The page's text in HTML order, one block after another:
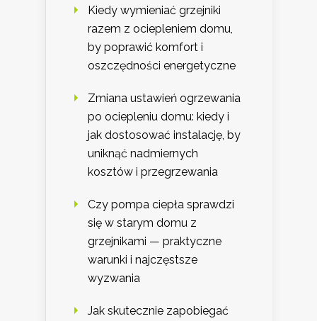
Kiedy wymieniać grzejniki
razem z ociepleniem domu,
by poprawić komfort i
oszczędności energetyczne
Zmiana ustawień ogrzewania
po ociepleniu domu: kiedy i
jak dostosować instalację, by
uniknąć nadmiernych
kosztów i przegrzewania
Czy pompa ciepła sprawdzi
się w starym domu z
grzejnikami — praktyczne
warunki i najczęstsze
wyzwania
Jak skutecznie zapobiegać